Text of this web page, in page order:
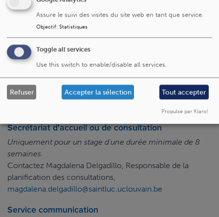
22,odile.dehaut@saintluc.uclouvain.be
Pharmacien et assistant pharmaceutico-technique
Envoyez votre CV et lettre de motivation à
secretariat@saintluc.uclouvain.be
Assistant social
Contactez Chloé Blasson, Responsable du service social,
Secrétariat d'accueil ou de consultation
Uniquement pour un stage d'une durée minimale de 8
semaines.
Contactez Magdalena Delgadillo, Responsable de la
planification des consultations,
magdalena.delgadillo@saintluc.uclouvain.be
Service communication
Assure le suivi des visites du site web en tant que service.
Objectif: Statistiques
Toggle all services
Use this switch to enable/disable all services.
Refuser Accepter la sélection Tout accepter
Propulsé par Klaro!